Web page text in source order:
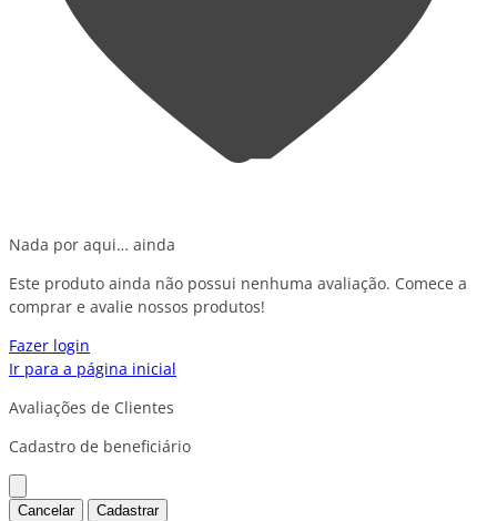
Nada por aqui… ainda
Este produto ainda não possui nenhuma avaliação. Comece a
comprar e avalie nossos produtos!
Fazer login
Ir para a página inicial
Avaliações de Clientes
Cadastro de beneficiário
Cancelar Cadastrar